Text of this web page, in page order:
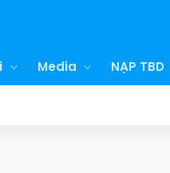
Media NẠP TBD